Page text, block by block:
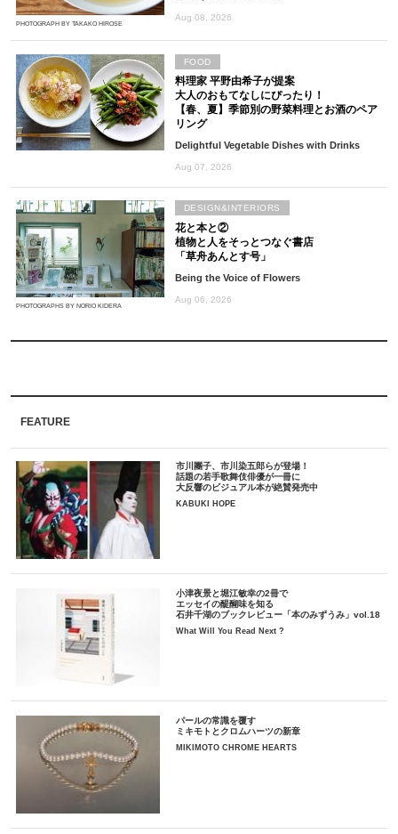
PHOTOGRAPH BY TAKAKO HIROSE
Aug 08, 2026
料理家 平野由希子が提案
大人のおもてなしにぴったり！
【春、夏】季節別の野菜料理とお酒のペア
リング
Delightful Vegetable Dishes with Drinks
Aug 07, 2026
FOOD
PHOTOGRAPHS BY NORIO KIDERA
花と本と②
植物と人をそっとつなぐ書店
「草舟あんとす号」
Being the Voice of Flowers
Aug 06, 2026
DESIGN&INTERIORS
FEATURE
市川團子、市川染五郎らが登場！
話題の若手歌舞伎俳優が一冊に
大反響のビジュアル本が絶賛発売中
KABUKI HOPE
小津夜景と堀江敏幸の2冊で
エッセイの醍醐味を知る
石井千湖のブックレビュー「本のみずうみ」vol.18
What Will You Read Next ?
パールの常識を覆す
ミキモトとクロムハーツの新章
MIKIMOTO CHROME HEARTS